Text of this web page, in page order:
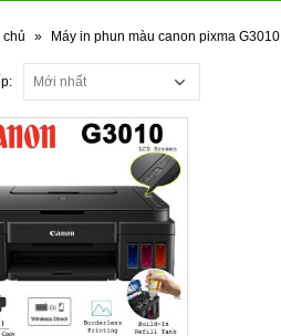
chủ » Máy in phun màu canon pixma G3010